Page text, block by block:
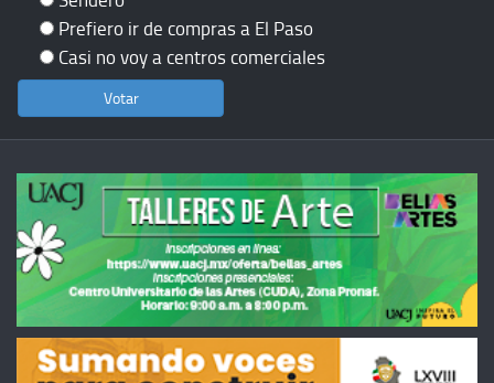
Prefiero ir de compras a El Paso
Casi no voy a centros comerciales